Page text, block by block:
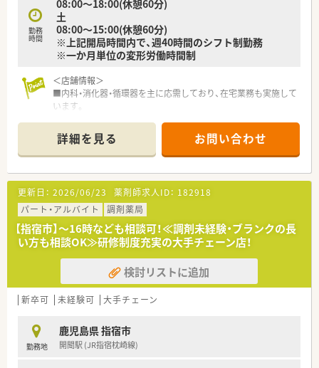
勤務
時間
08:00～18:00(休憩60分)
土
08:00～15:00(休憩60分)
※上記開局時間内で、週40時間のシフト制勤務
※一か月単位の変形労働時間制
＜店舗情報＞
■内科・消化器・循環器を主に応需しており、在宅業務も実施して
います。
■広々とした駐車場も完備しています。
＜こんな会社です＞
■法人概要
福岡県本社で全国に700店舗以上展開しています。
■多彩なキャリアパス
公的機関の認定制度とは別に、社内の認定制度を設けており、
「がん」「腎臓」「小児」などの6つの分野へのスペシャリストを育
成しております。
■研修制度充実
企業独自の社内等級制度を設けており、各試験をクリアすること
で昇給昇格する制度を導入しております。
＜子育て支援企業＞
・妊婦通院休暇
・妊婦短時間勤務
・育児休業
詳細を見る お問い合わせ
更新日： 2026/06/23 薬剤師求人ID： 182918
パート・アルバイト
調剤薬局
【指宿市】～16時なども相談可！≪調剤未経験・ブランクの長
い方も相談OK≫研修制度充実の大手チェーン店！
検討リストに追加
新卒可 未経験可 大手チェーン
勤務地
鹿児島県 指宿市
開聞駅 (JR指宿枕崎線)